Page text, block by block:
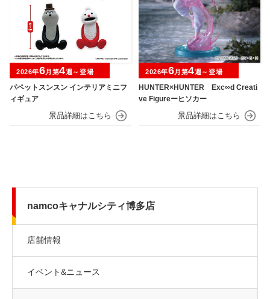
パペットスンスン インテリアミニフ
ィギュア
2026年6月第4週～登場
HUNTER×HUNTER Exc∞d Creati
ve Figureーヒソカー
2026年6月第4週～登場
namcoキャナルシティ博多店
店舗情報
イベント&ニュース